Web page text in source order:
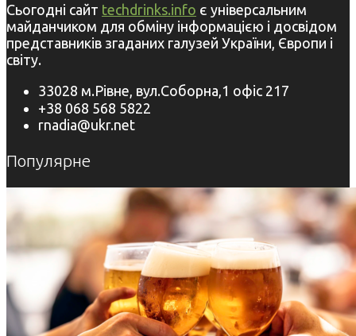
Сьогодні сайт techdrinks.info є універсальним
майданчиком для обміну інформацією і досвідом
представників згаданих галузей України, Європи і
світу.
33028 м.Рівне, вул.Соборна,1 офіс 217
+38 068 568 5822
rnadia@ukr.net
Популярне